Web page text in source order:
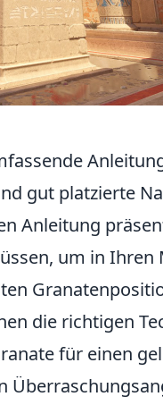
gut platzierte
Anleitung
um in Ihren
die richtigen
für einen